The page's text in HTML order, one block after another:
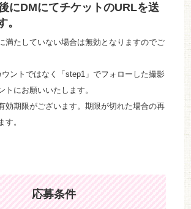
にDMにてチケットのURLを送
。
満たしていない場合は無効となりますのでご
ントではなく「step1」でフォローした撮影
トにお願いいたします。
効期限がございます。期限が切れた場合の再
す。
応募条件